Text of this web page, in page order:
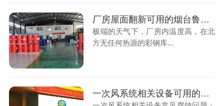
厂房屋面翻新可用的烟台鲁蒙喷涂聚脲涂料
极端的天气下，厂房内温度高，在北
方无任何热源的彩钢库...
一次风系统相关设备可用的鲁蒙高分子树脂防水防腐涂料